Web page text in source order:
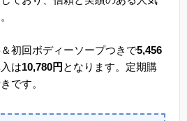
初回ボディーソープつきで5,456
は10,780円 となります。定期購
です。